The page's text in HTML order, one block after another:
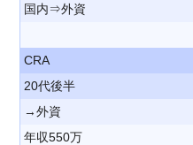
国内⇒外資
CRA
20代後半
→外資
年収550万